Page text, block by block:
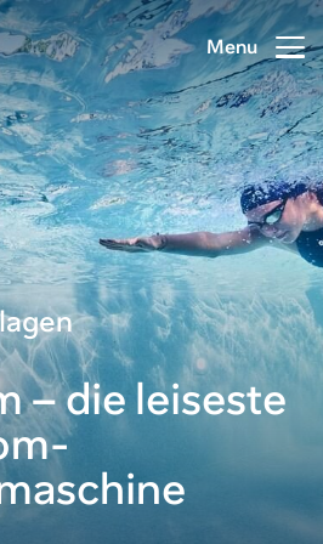
Menu
– die leiseste